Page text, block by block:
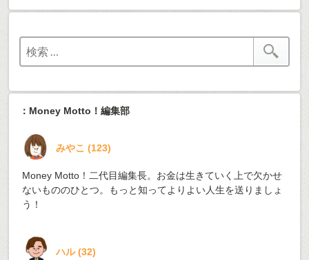
：Money Motto！編集部
みやこ(123)
Money Motto！二代目編集長。お金は生きていく上で欠かせ
ないもののひとつ。もっと知ってよりよい人生を送りましょ
う！
ハル(32)